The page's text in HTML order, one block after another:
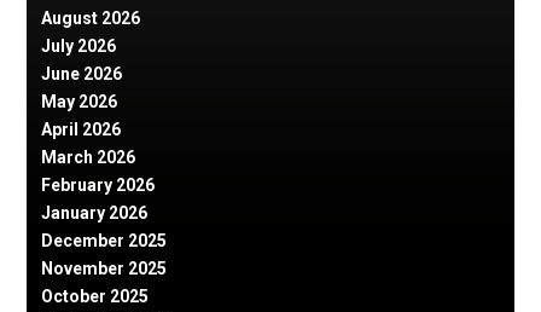
August 2026
July 2026
June 2026
May 2026
April 2026
March 2026
February 2026
January 2026
December 2025
November 2025
October 2025